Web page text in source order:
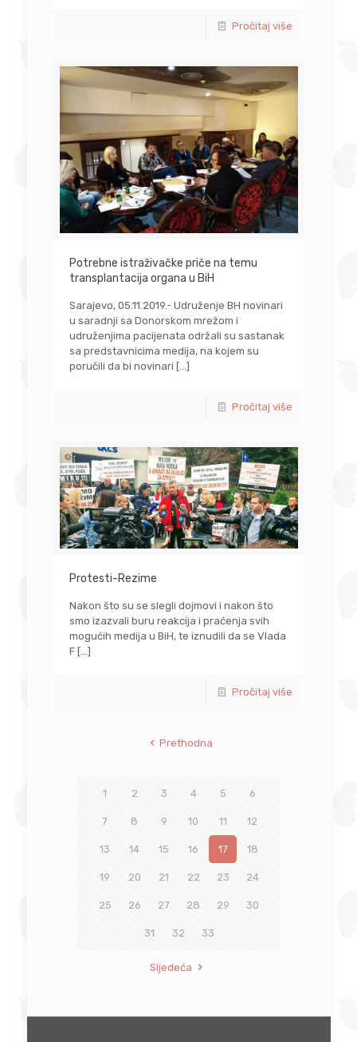
Pročitaj više
Potrebne istraživačke priče na temu
transplantacija organa u BiH
Sarajevo, 05.11.2019.- Udruženje BH novinari
u saradnji sa Donorskom mrežom i
udruženjima pacijenata održali su sastanak
sa predstavnicima medija, na kojem su
poručili da bi novinari […]
Pročitaj više
Protesti-Rezime
Nakon što su se slegli dojmovi i nakon što
smo izazvali buru reakcija i praćenja svih
mogućih medija u BiH, te iznudili da se Vlada
F[…]
Pročitaj više
Prethodna
1 2 3 4 5 6
7 8 9 10 11 12
13 14 15 16 17 18
19 20 21 22 23 24
25 26 27 28 29 30
31 32 33
Sljedeća